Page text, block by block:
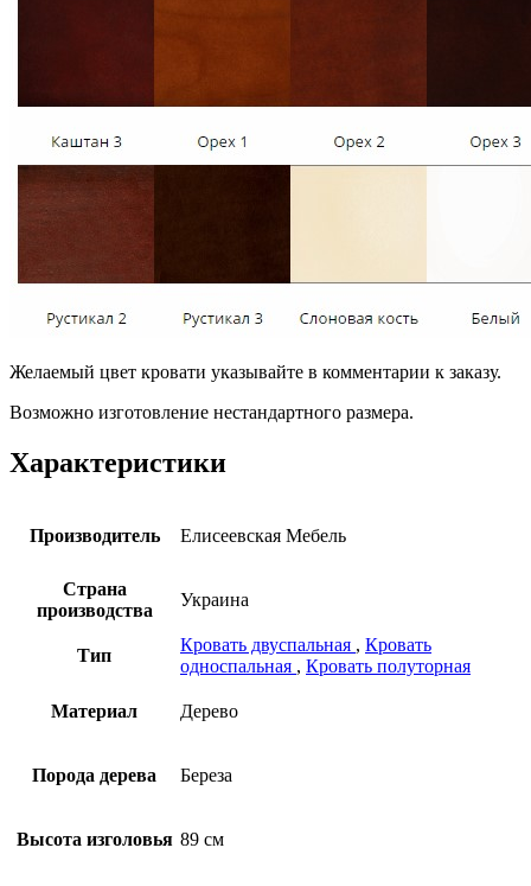
Желаемый цвет кровати указывайте в комментарии к заказу.
Возможно изготовление нестандартного размера.
Характеристики
Производитель Елисеевская Мебель
Страна
производства
Украина
Тип
Кровать двуспальная , Кровать
односпальная , Кровать полуторная
Материал Дерево
Порода дерева Береза
Высота изголовья 89 см